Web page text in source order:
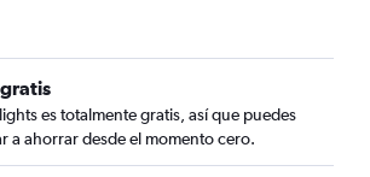
es totalmente gratis, así que puedes
a ahorrar desde el momento cero.